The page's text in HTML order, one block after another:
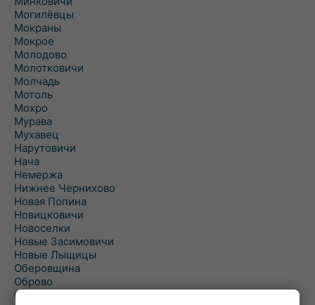
Могилёвцы
Мокраны
Мокрое
Молодово
Молотковичи
Молчадь
Мотоль
Мохро
Мурава
Мухавец
Нарутовичи
Нача
Немержа
Нижнее Чернихово
Новая Попина
Новицковичи
Новоселки
Новые Засимовичи
Новые Лыщицы
Оберовщина
Оброво
Огаревичи